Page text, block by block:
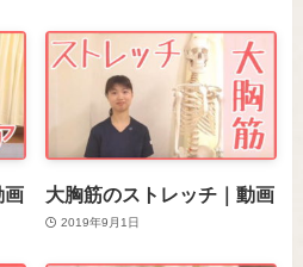
画 大胸筋のストレッチ｜動画
2019年9月1日